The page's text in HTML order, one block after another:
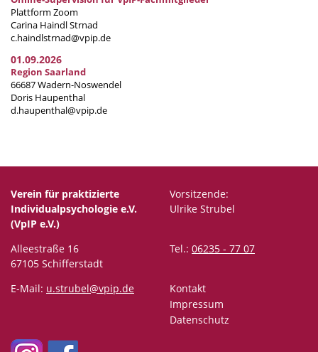
Plattform Zoom
Carina Haindl Strnad
c.haindlstrnad@vpip.de
01.09.2026
Region Saarland
66687 Wadern-Noswendel
Doris Haupenthal
d.haupenthal@vpip.de
Verein für praktizierte
Individualpsychologie e.V.
(VpIP e.V.)
Vorsitzende:
Ulrike Strubel
Alleestraße 16
67105 Schifferstadt
Tel.: 06235 - 77 07
E-Mail: u.strubel@vpip.de
Kontakt
Impressum
Datenschutz